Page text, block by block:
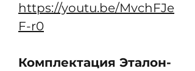
https://youtu.be/MvchFJe
F-r0
Комплектация Эталон-